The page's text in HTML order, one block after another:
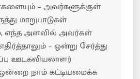
– அவர்களுக்குள்
மாறுபாடுகள்
எந்த அளவில் அவர்கள்
– ஒன்று சேர்த்து
ஊடகவியலாளர்
நாம் கட்டியமைக்க